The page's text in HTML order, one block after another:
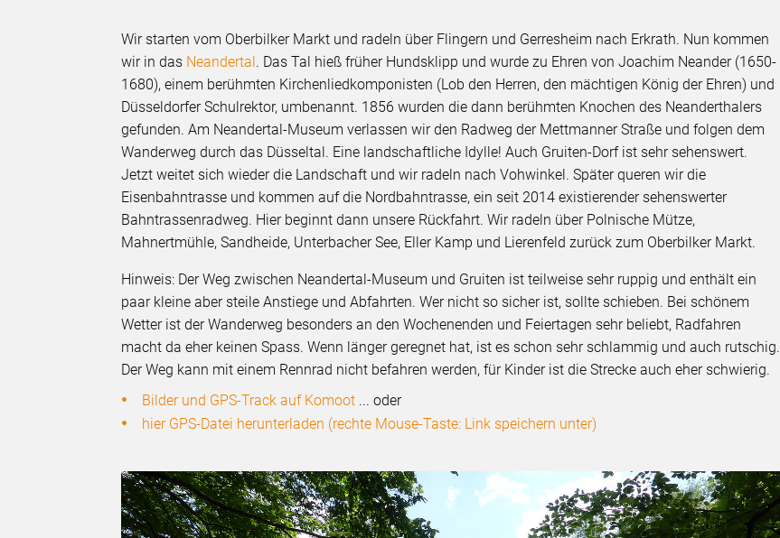
Wir starten vom Oberbilker Markt und radeln über Flingern und Gerresheim nach Erkrath. Nun kommen
wir in das Neandertal. Das Tal hieß früher Hundsklipp und wurde zu Ehren von Joachim Neander (1650-
1680), einem berühmten Kirchenliedkomponisten (Lob den Herren, den mächtigen König der Ehren) und
Düsseldorfer Schulrektor, umbenannt. 1856 wurden die dann berühmten Knochen des Neanderthalers
gefunden. Am Neandertal-Museum verlassen wir den Radweg der Mettmanner Straße und folgen dem
Wanderweg durch das Düsseltal. Eine landschaftliche Idylle! Auch Gruiten-Dorf ist sehr sehenswert.
Jetzt weitet sich wieder die Landschaft und wir radeln nach Vohwinkel. Später queren wir die
Eisenbahntrasse und kommen auf die Nordbahntrasse, ein seit 2014 existierender sehenswerter
Bahntrassenradweg. Hier beginnt dann unsere Rückfahrt. Wir radeln über Polnische Mütze,
Mahnertmühle, Sandheide, Unterbacher See, Eller Kamp und Lierenfeld zurück zum Oberbilker Markt.
Hinweis: Der Weg zwischen Neandertal-Museum und Gruiten ist teilweise sehr ruppig und enthält ein
paar kleine aber steile Anstiege und Abfahrten. Wer nicht so sicher ist, sollte schieben. Bei schönem
Wetter ist der Wanderweg besonders an den Wochenenden und Feiertagen sehr beliebt, Radfahren
macht da eher keinen Spass. Wenn länger geregnet hat, ist es schon sehr schlammig und auch rutschig.
Der Weg kann mit einem Rennrad nicht befahren werden, für Kinder ist die Strecke auch eher schwierig.
Bilder und GPS-Track auf Komoot ... oder
hier GPS-Datei herunterladen (rechte Mouse-Taste: Link speichern unter)